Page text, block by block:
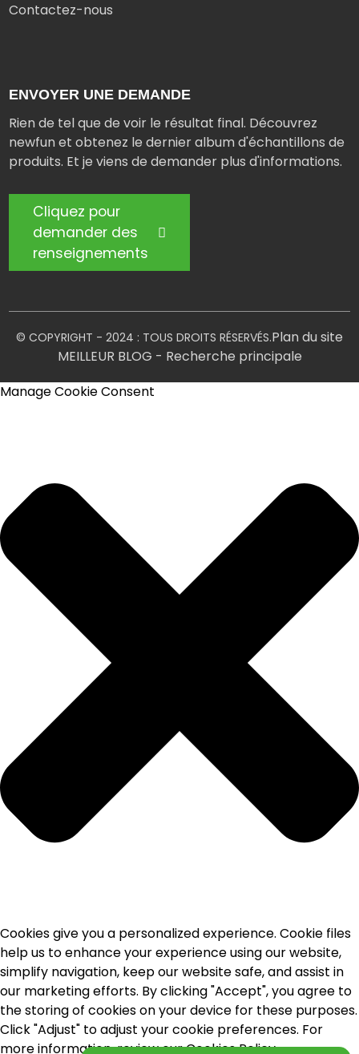
Contactez-nous
ENVOYER UNE DEMANDE
Rien de tel que de voir le résultat final. Découvrez
newfun et obtenez le dernier album d'échantillons de
produits. Et je viens de demander plus d'informations.
Cliquez pour
demander des
renseignements
© COPYRIGHT - 2024 : TOUS DROITS RÉSERVÉS.Plan du site
MEILLEUR BLOG - Recherche principale
Manage Cookie Consent
Cookies give you a personalized experience. Cookie files
help us to enhance your experience using our website,
simplify navigation, keep our website safe, and assist in
our marketing efforts. By clicking "Accept", you agree to
the storing of cookies on your device for these purposes.
Click "Adjust" to adjust your cookie preferences. For
more information, review our Cookies Policy.